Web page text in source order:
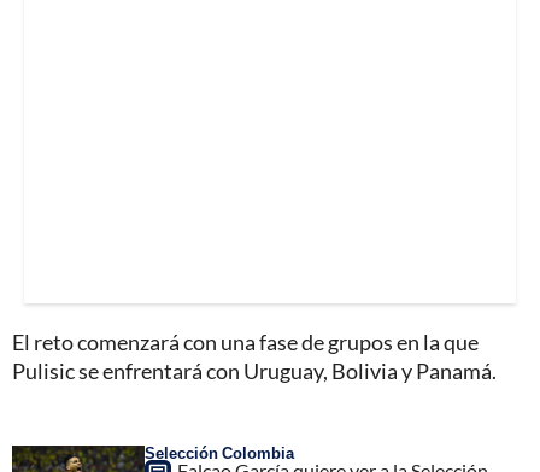
El reto comenzará con una fase de grupos en la que
Pulisic se enfrentará con Uruguay, Bolivia y Panamá.
Selección Colombia